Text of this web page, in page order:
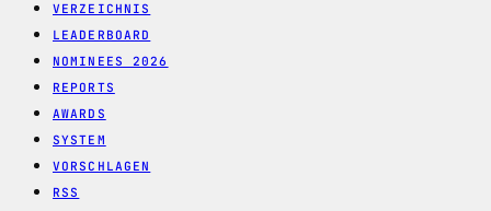
VERZEICHNIS
LEADERBOARD
NOMINEES 2026
REPORTS
AWARDS
SYSTEM
VORSCHLAGEN
RSS